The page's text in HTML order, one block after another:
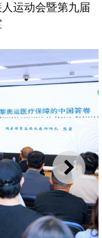
运动会暨第九届
下一